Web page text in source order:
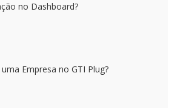
no Dashboard?
Empresa no GTI Plug?